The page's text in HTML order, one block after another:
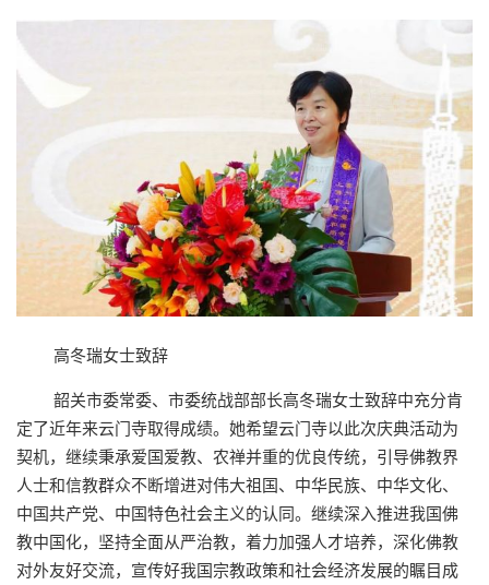
高冬瑞女士致辞
韶关市委常委、市委统战部部长高冬瑞女士致辞中充分肯
定了近年来云门寺取得成绩。她希望云门寺以此次庆典活动为
契机，继续秉承爱国爱教、农禅并重的优良传统，引导佛教界
人士和信教群众不断增进对伟大祖国、中华民族、中华文化、
中国共产党、中国特色社会主义的认同。继续深入推进我国佛
教中国化，坚持全面从严治教，着力加强人才培养，深化佛教
对外友好交流，宣传好我国宗教政策和社会经济发展的瞩目成